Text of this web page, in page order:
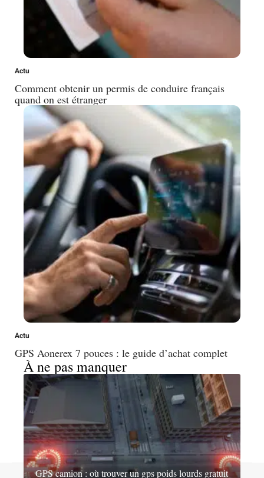
Actu
Comment obtenir un permis de conduire français
quand on est étranger
Actu
GPS Aonerex 7 pouces : le guide d’achat complet
À ne pas manquer
GPS camion : où trouver un gps poids lourds gratuit